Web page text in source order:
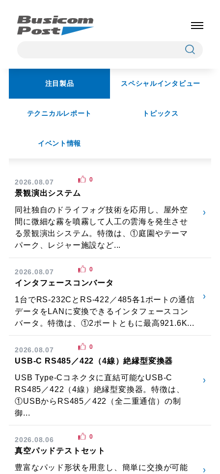
注目製品 スペシャルインタビュー
テクニカルレポート トピックス
イベント情報
2026.08.07
景観演出システム
同社独自のドライフォグ技術を応用し、屋外空
間に微細な霧を噴霧して人工の雲海を発生させ
る景観演出システム。特徴は、①庭園やテーマ
パーク、レジャー施設など...
0
2026.08.07
インタフェースコンバータ
1台でRS-232CとRS-422／485各1ポートの通信
データをLANに変換できるインタフェースコン
バータ。特徴は、①2ポートともに最高921.6K...
0
2026.08.07
USB-C RS485／422（4線）絶縁型変換器
USB Type-Cコネクタに直結可能なUSB-C
RS485／422（4線）絶縁型変換器。特徴は、
①USBからRS485／422（全二重通信）の制
御...
0
2026.08.06
真空パッドテストセット
豊富なパッド形状を用意し、簡単に交換が可能
0